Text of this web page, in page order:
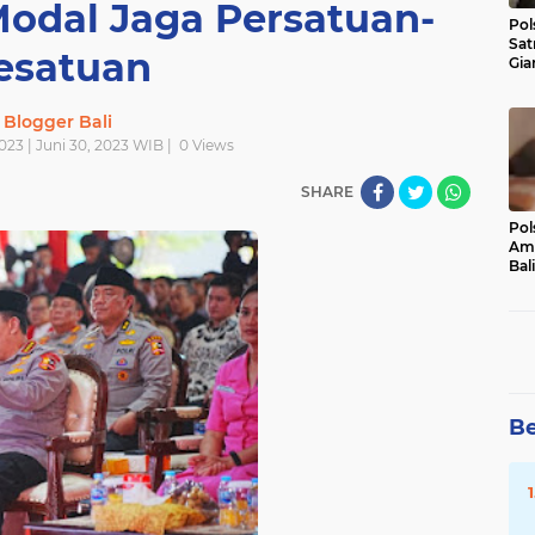
Jaga Persatuan-
Blogger Bali
| Juni 30, 2023 WIB | 0 Views
SHARE